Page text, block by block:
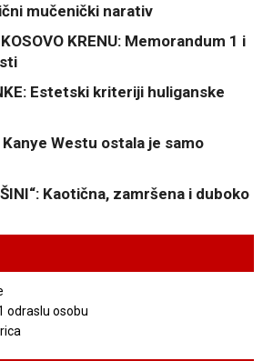
mučenički narativ
KRENU: Memorandum 1 i
Estetski kriteriji huliganske
Kanye Westu ostala je samo
Kaotična, zamršena i duboko
odraslu osobu